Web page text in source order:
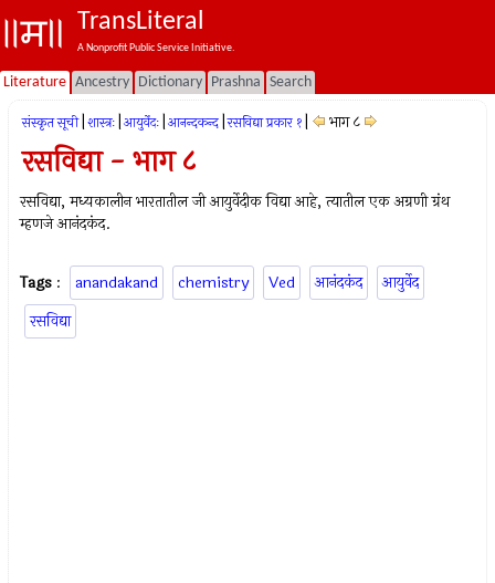
TransLiteral
A Nonprofit Public Service Initiative.
Literature Ancestry Dictionary Prashna Search
संस्कृत सूची शास्त्रः आयुर्वेदः आनन्दकन्द रसविद्या प्रकार १ भाग ८
रसविद्या - भाग ८
रसविद्या, मध्यकालीन भारतातील जी आयुर्वेदीक विद्या आहे, त्यातील एक अग्रणी ग्रंथ
म्हणजे आनंदकंद.
Tags : anandakand chemistry Ved आनंदकंद
आयुर्वेद
रसविद्या